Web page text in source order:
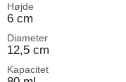
Højde
6 cm
Diameter
12,5 cm
Kapacitet